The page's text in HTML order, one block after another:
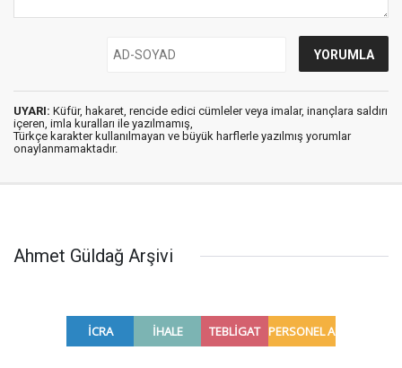
UYARI: Küfür, hakaret, rencide edici cümleler veya imalar, inançlara saldırı
içeren, imla kuralları ile yazılmamış,
Türkçe karakter kullanılmayan ve büyük harflerle yazılmış yorumlar
onaylanmamaktadır.
Ahmet Güldağ Arşivi